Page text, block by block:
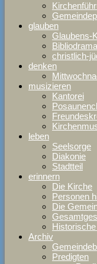
glauben
Glaubens-
Bibliodrama
christlich-
denken
musizieren
Kantorei
leben
Seelsorge
Diakonie
Stadtteil
erinnern
Die Kirche
Personen
Die
Archiv
Predigten